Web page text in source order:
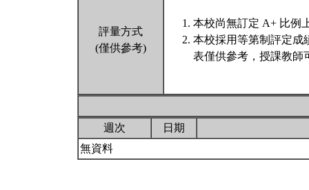
評量方式
(僅供參考)
本校尚無訂定 A+ 比例
本校採用等第制評定成
表僅供參考，授課教師
週次
日期
無資料